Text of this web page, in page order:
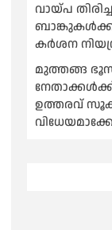
വായ്പ
കര്‍ശന
മുത്തങ്ങ
ഉത്തരവ്